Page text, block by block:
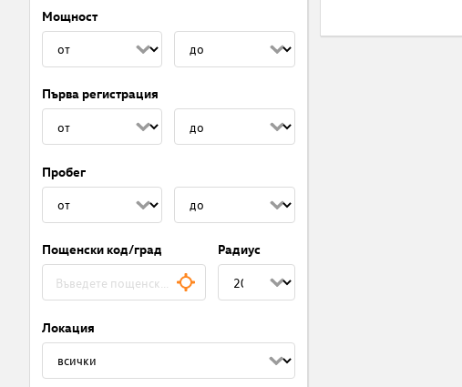
Мощност
Първа регистрация
Пробег
Пощенски код/град Радиус
Локация